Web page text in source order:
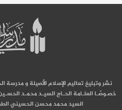
نشر وتبليغ تعاليم الإسلام الأصيلة و مدرسة
خصـوصًـا العلـامة الحـاج السيـد محمـد
السيد محمد محسن الحسيني